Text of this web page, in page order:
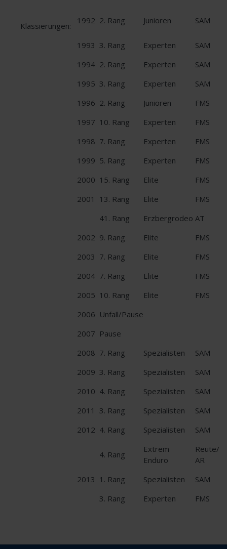
Klassierungen:
1992 2. Rang Junioren SAM
1993 3. Rang Experten
SAM
1994 2. Rang Experten
SAM
1995 3. Rang Experten
SAM
1996 2. Rang Junioren
FMS
1997 10. Rang Experten
FMS
1998 7. Rang Experten
FMS
1999 5. Rang Experten
FMS
2000 15. Rang Elite
FMS
2001
13. Rang Elite
FMS
41. Rang
Erzbergrodeo AT
2002 9. Rang Elite
FMS
2003 7. Rang Elite
FMS
2004 7. Rang Elite
FMS
2005 10. Rang Elite
FMS
2006 Unfall/Pause
2007 Pause
2008 7. Rang Spezialisten
SAM
2009 3. Rang Spezialisten
SAM
2010 4. Rang Spezialisten
SAM
2011
3. Rang Spezialisten
SAM
2012 4. Rang Spezialisten SAM
4. Rang
Extrem
Enduro
Reute/
AR
2013 1. Rang
3. Rang
Spezialisten
Experten
SAM
FMS